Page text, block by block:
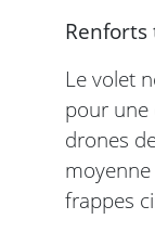
Le volet
pour une
drones
frappes